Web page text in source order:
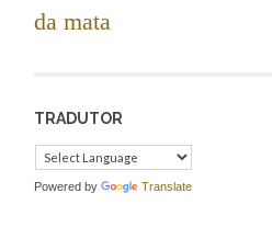
da mata
TRADUTOR
Powered by Translate